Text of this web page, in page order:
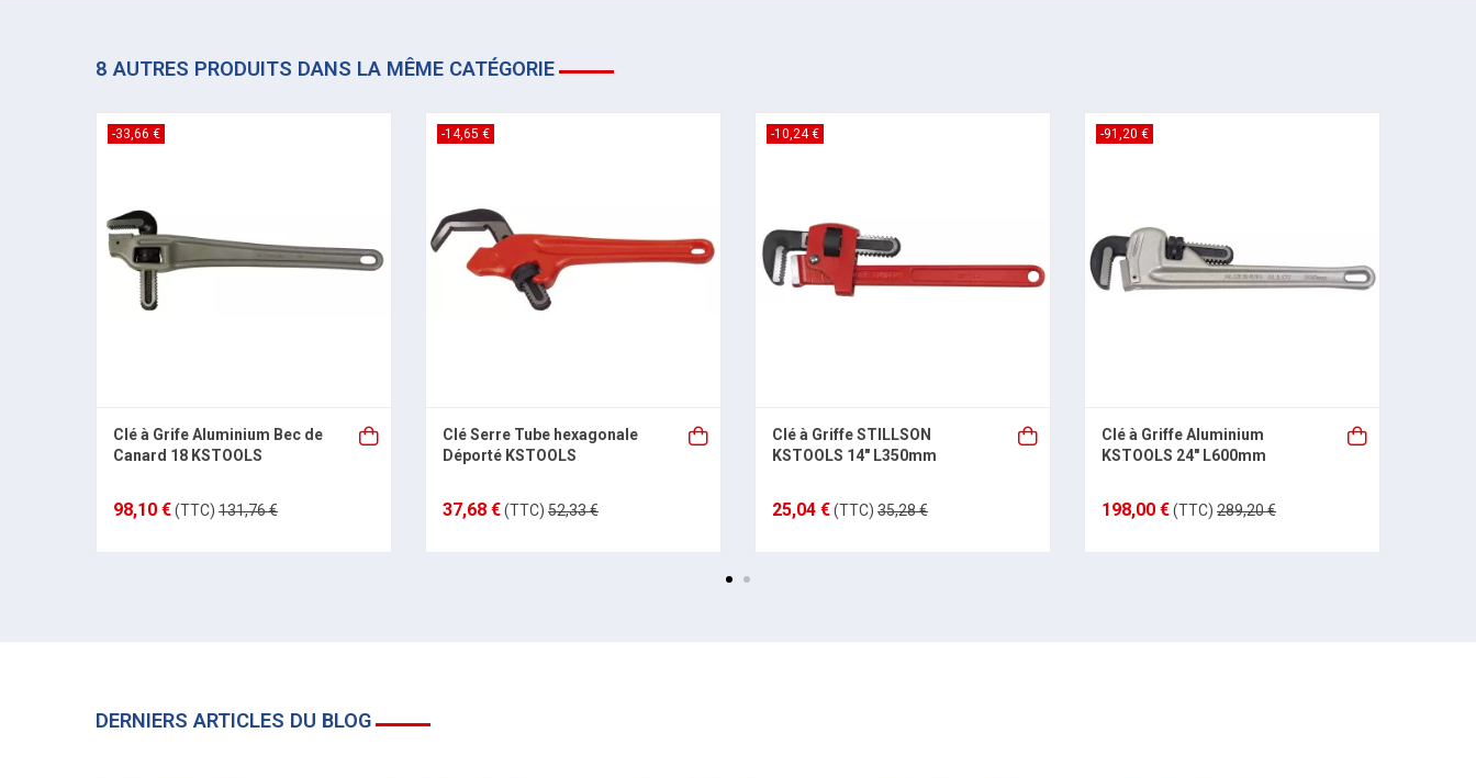
8 AUTRES PRODUITS DANS LA MÊME CATÉGORIE
-33,66 €
Clé à Grife Aluminium Bec de
Canard 18 KSTOOLS
98,10 €(TTC) 131,76 €
-14,65 €
Clé Serre Tube hexagonale
Déporté KSTOOLS
37,68 €(TTC) 52,33 €
-10,24 €
Clé à Griffe STILLSON
KSTOOLS 14" L350mm
25,04 €(TTC) 35,28 €
-91,20 €
Clé à Griffe Aluminium
KSTOOLS 24" L600mm
198,00 €(TTC) 289,20 €
DERNIERS ARTICLES DU BLOG